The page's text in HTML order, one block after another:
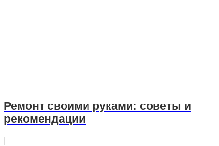
Ремонт своими руками: советы и
рекомендации